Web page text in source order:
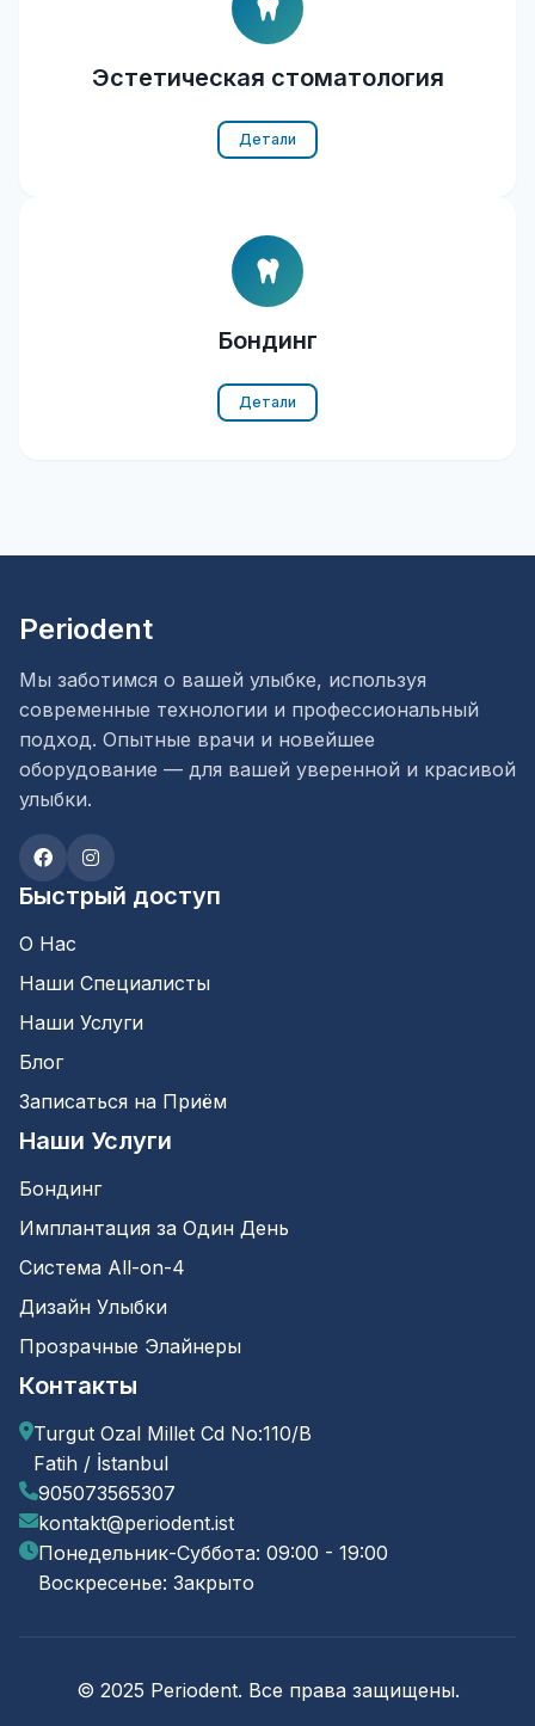
Эстетическая стоматология
Детали
Бондинг
Детали
Periodent
Мы заботимся о вашей улыбке, используя
современные технологии и профессиональный
подход. Опытные врачи и новейшее
оборудование — для вашей уверенной и красивой
улыбки.
Быстрый доступ
О Нас
Наши Специалисты
Наши Услуги
Блог
Записаться на Приём
Наши Услуги
Бондинг
Имплантация за Один День
Система All-on-4
Дизайн Улыбки
Прозрачные Элайнеры
Контакты
Turgut Ozal Millet Cd No:110/B
Fatih / İstanbul
905073565307
kontakt@periodent.ist
Понедельник-Суббота: 09:00 - 19:00
Воскресенье: Закрыто
© 2025 Periodent. Все права защищены.